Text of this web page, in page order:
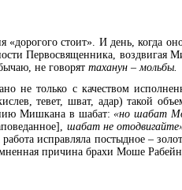
стоит». И день, когда
Первосвященника, воздвигая
не говорят таханун – мольбы.
не только с качеством
тевет, шват, адар) такой
Мишкана в шабат:«но шабат
шабат не
исправляла постыдное –
причина брахи Моше